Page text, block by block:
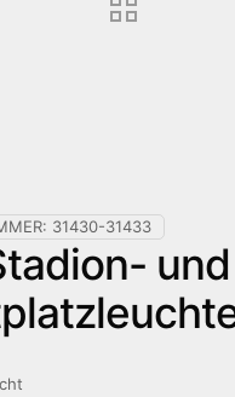
31430-31433
und